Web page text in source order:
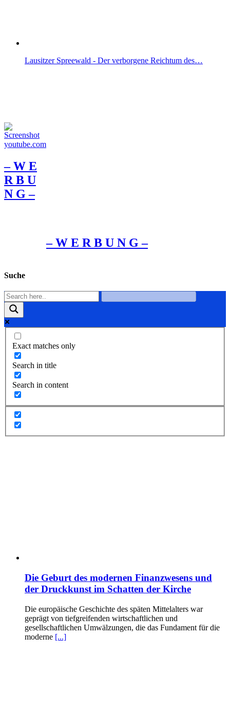
Lausitzer Spreewald - Der verborgene Reichtum des…
– W Ε
R Β U
Ν G –
– W Ε R Β U Ν G –
Suche
Exact matches only
Search in title
Search in content
Die Geburt des modernen Finanzwesens und
der Druckkunst im Schatten der Kirche
Die europäische Geschichte des späten Mittelalters war
geprägt von tiefgreifenden wirtschaftlichen und
gesellschaftlichen Umwälzungen, die das Fundament für die
moderne [...]